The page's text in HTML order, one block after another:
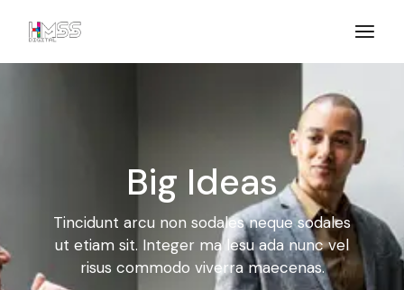
Big Ideas
Tincidunt arcu non sodales neque sodales
ut etiam sit. Integer ma lesu ada nunc vel
risus commodo viverra maecenas.